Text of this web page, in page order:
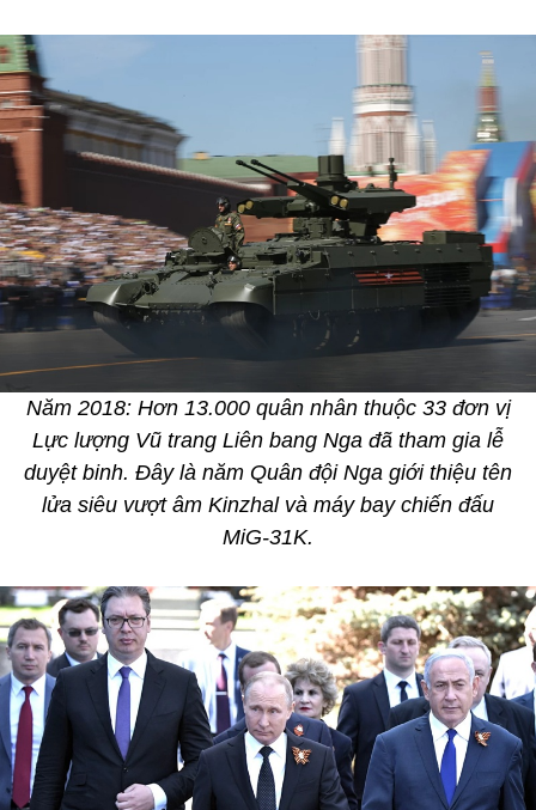
Năm 2018: Hơn 13.000 quân nhân thuộc 33 đơn vị
Lực lượng Vũ trang Liên bang Nga đã tham gia lễ
duyệt binh. Đây là năm Quân đội Nga giới thiệu tên
lửa siêu vượt âm Kinzhal và máy bay chiến đấu
MiG-31K.